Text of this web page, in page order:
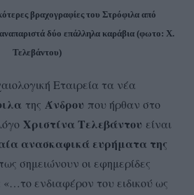
βραχογραφίες του Στρόφιλα από
δύο επάλληλα καράβια (φωτο: Χ.
Τελεβάντου)
Εταιρεία τα νέα
της Άνδρου που ήρθαν στο
Χριστίνα Τελεβάντου είναι
ανασκαφικά ευρήματα της
σημειώνουν οι εφημερίδες
ενδιαφέρον του ειδικού ως